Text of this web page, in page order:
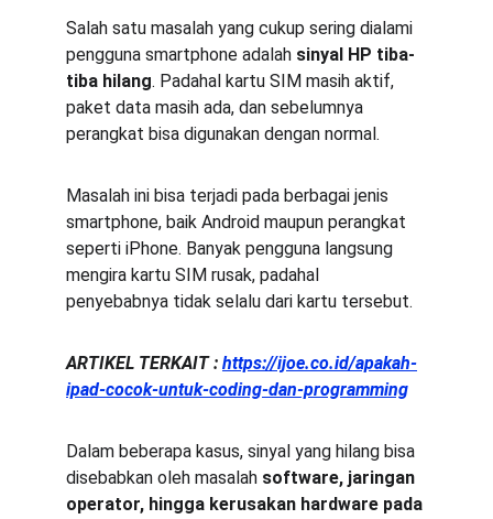
Salah satu masalah yang cukup sering dialami
pengguna smartphone adalah sinyal HP tiba-
tiba hilang. Padahal kartu SIM masih aktif,
paket data masih ada, dan sebelumnya
perangkat bisa digunakan dengan normal.
Masalah ini bisa terjadi pada berbagai jenis
smartphone, baik Android maupun perangkat
seperti iPhone. Banyak pengguna langsung
mengira kartu SIM rusak, padahal
penyebabnya tidak selalu dari kartu tersebut.
ARTIKEL TERKAIT : https://ijoe.co.id/apakah-
ipad-cocok-untuk-coding-dan-programming
Dalam beberapa kasus, sinyal yang hilang bisa
disebabkan oleh masalah software, jaringan
operator, hingga kerusakan hardware pada